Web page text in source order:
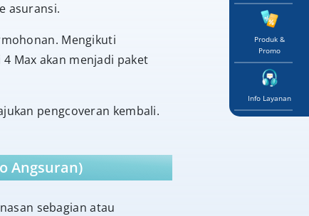
Produk &
Promo
Info Layanan
asuransi.
Mengikuti
Max akan menjadi paket
pengcoveran kembali.
Angsuran)
sebagian atau